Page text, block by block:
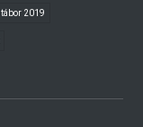
tábor 2019